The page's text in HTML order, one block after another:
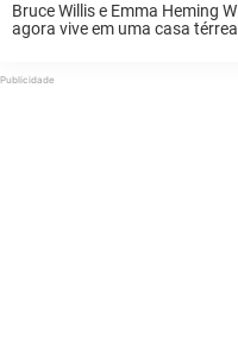
Bruce Willis e Emma Heming
agora vive em uma casa